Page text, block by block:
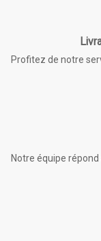
Profitez de notre
Notre équipe